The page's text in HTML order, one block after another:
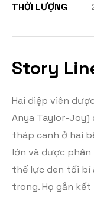
THỜI LƯỢNG
Story
Hai điệp viên
Anya Taylor-
tháp canh ở hai
lớn và được
thế lực đen tối bí
trong. Họ gắn